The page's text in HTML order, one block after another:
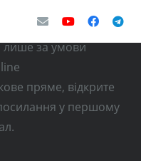
видання
лише за умови
пряме, відкрите
у першому